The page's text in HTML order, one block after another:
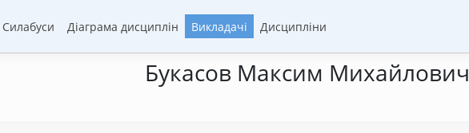
Силабуси Діаграма дисциплін Викладачі Дисципліни
Букасов Максим Михайлович